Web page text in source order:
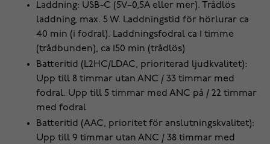
Laddning: USB-C (5V–0,5A eller mer). Trådlös
laddning, max. 5 W. Laddningstid för hörlurar ca
40 min (i fodral). Laddningsfodral ca 1 timme
(trådbunden), ca 150 min (trådlös)
Batteritid (L2HC/LDAC, prioriterad ljudkvalitet):
Upp till 8 timmar utan ANC / 33 timmar med
fodral. Upp till 5 timmar med ANC på / 22 timmar
med fodral
Batteritid (AAC, prioritet för anslutningskvalitet):
Upp till 9 timmar utan ANC / 38 timmar med